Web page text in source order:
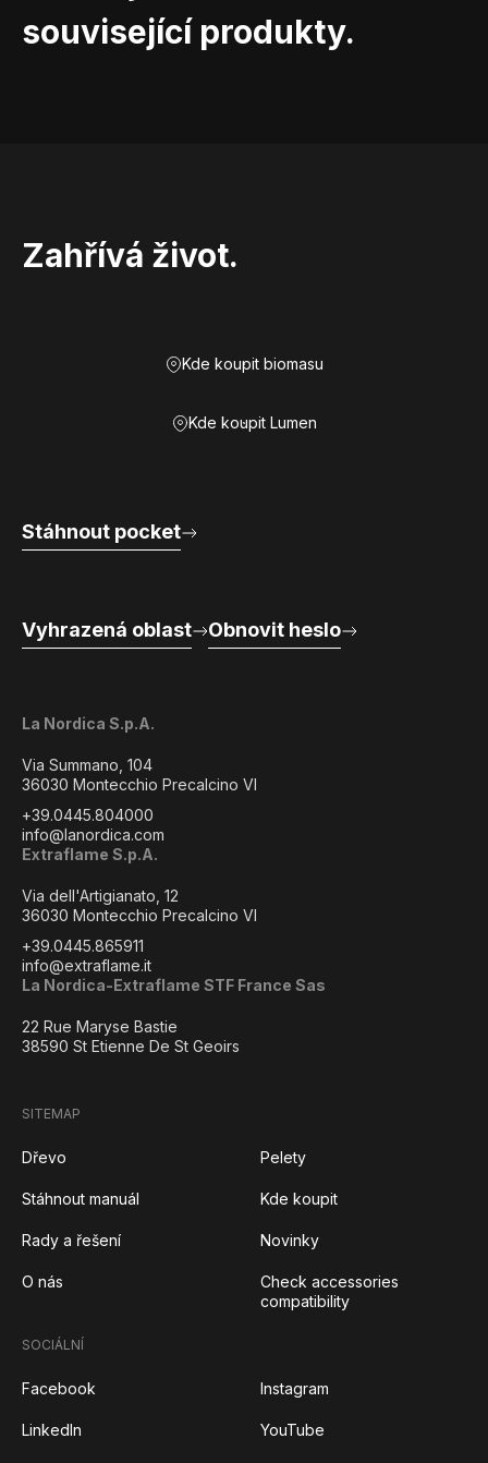
související produkty.
Zahřívá život.
Kde koupit biomasu
Kde koupit Lumen
La Nordica S.p.A.
Via Summano, 104
36030 Montecchio Precalcino VI
+39.0445.804000
info@lanordica.com
Extraflame S.p.A.
Via dell'Artigianato, 12
36030 Montecchio Precalcino VI
+39.0445.865911
info@extraflame.it
La Nordica-Extraflame STF France Sas
22 Rue Maryse Bastie
38590 St Etienne De St Geoirs
Stáhnout pocket
Vyhrazená oblast Obnovit heslo
SITEMAP
Dřevo Pelety
Stáhnout manuál Kde koupit
Rady a řešení Novinky
O nás
Check accessories
compatibility
SOCIÁLNÍ
Facebook Instagram
LinkedIn YouTube